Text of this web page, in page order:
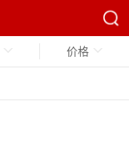
价格